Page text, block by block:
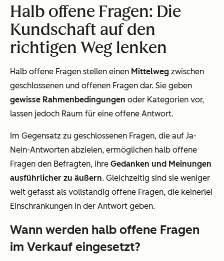
Halb offene Fragen: Die
Kundschaft auf den
richtigen Weg lenken
Halb offene Fragen stellen einen Mittelweg zwischen
geschlossenen und offenen Fragen dar. Sie geben
gewisse Rahmenbedingungen oder Kategorien vor,
lassen jedoch Raum für eine offene Antwort.
Im Gegensatz zu geschlossenen Fragen, die auf Ja-
Nein-Antworten abzielen, ermöglichen halb offene
Fragen den Befragten, ihre Gedanken und Meinungen
ausführlicher zu äußern. Gleichzeitig sind sie weniger
weit gefasst als vollständig offene Fragen, die keinerlei
Einschränkungen in der Antwort geben.
Wann werden halb offene Fragen
im Verkauf eingesetzt?